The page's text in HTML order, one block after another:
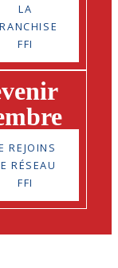
LA
FFI
REJOINS
RÉSEAU
FFI